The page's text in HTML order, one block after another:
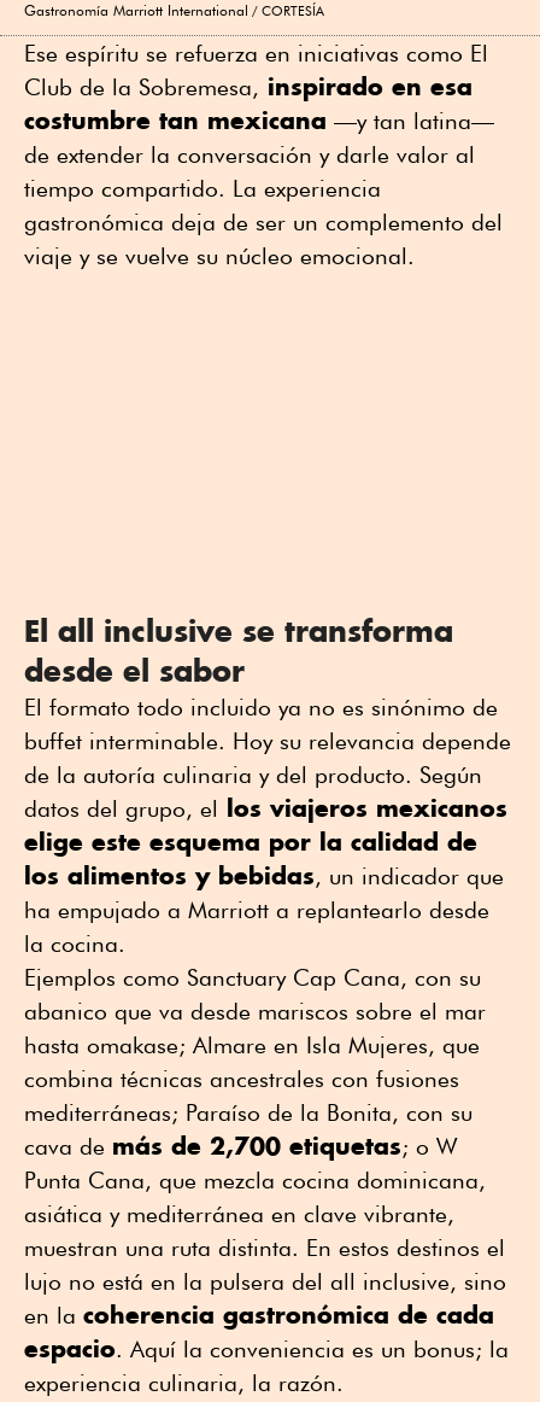
Gastronomía Marriott International CORTESÍA
Ese espíritu se refuerza en iniciativas como El
Club de la Sobremesa, inspirado en esa
costumbre tan mexicana —y tan latina—
de extender la conversación y darle valor al
tiempo compartido. La experiencia
gastronómica deja de ser un complemento del
viaje y se vuelve su núcleo emocional.
El all inclusive se transforma
desde el sabor
El formato todo incluido ya no es sinónimo de
buffet interminable. Hoy su relevancia depende
de la autoría culinaria y del producto. Según
datos del grupo, el
los viajeros mexicanos
elige este esquema por la calidad de
los alimentos y bebidas, un indicador que
ha empujado a Marriott a replantearlo desde
la cocina.
Ejemplos como Sanctuary Cap Cana, con su
abanico que va desde mariscos sobre el mar
hasta omakase; Almare en Isla Mujeres, que
combina técnicas ancestrales con fusiones
mediterráneas; Paraíso de la Bonita, con su
cava de más de 2,700 etiquetas; o W
Punta Cana, que mezcla cocina dominicana,
asiática y mediterránea en clave vibrante,
muestran una ruta distinta. En estos destinos el
lujo no está en la pulsera del all inclusive, sino
en la coherencia gastronómica de cada
espacio. Aquí la conveniencia es un bonus; la
experiencia culinaria, la razón.